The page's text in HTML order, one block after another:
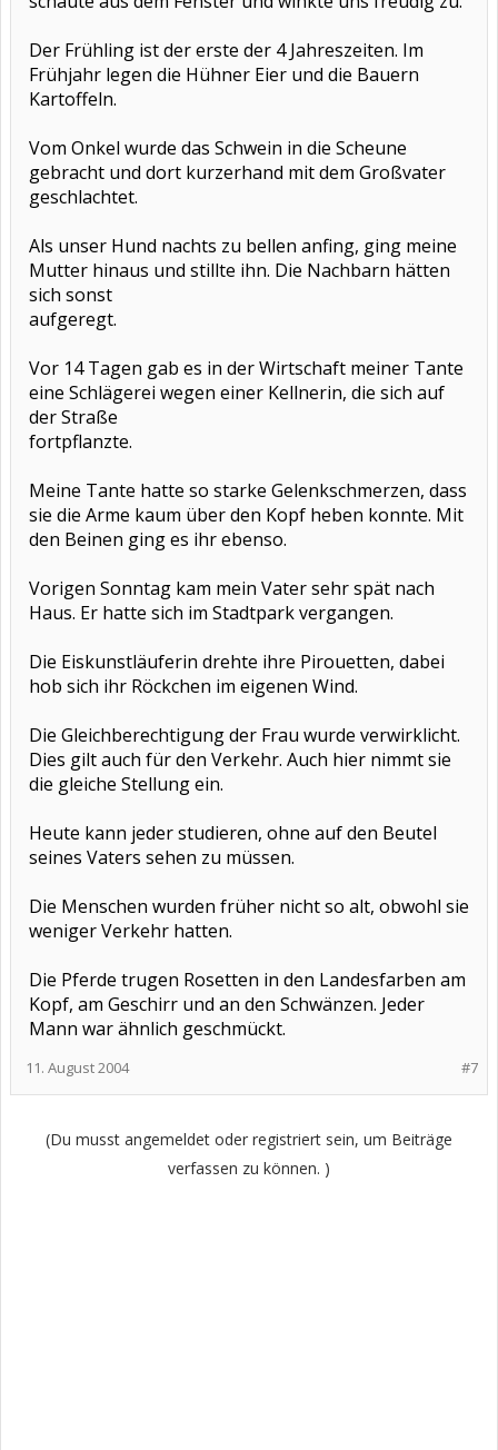
Der Frühling ist der erste der 4 Jahreszeiten. Im
Frühjahr legen die Hühner Eier und die Bauern
Kartoffeln.
Vom Onkel wurde das Schwein in die Scheune
gebracht und dort kurzerhand mit dem Großvater
geschlachtet.
Als unser Hund nachts zu bellen anfing, ging meine
Mutter hinaus und stillte ihn. Die Nachbarn hätten
sich sonst
aufgeregt.
Vor 14 Tagen gab es in der Wirtschaft meiner Tante
eine Schlägerei wegen einer Kellnerin, die sich auf
der Straße
fortpflanzte.
Meine Tante hatte so starke Gelenkschmerzen, dass
sie die Arme kaum über den Kopf heben konnte. Mit
den Beinen ging es ihr ebenso.
Vorigen Sonntag kam mein Vater sehr spät nach
Haus. Er hatte sich im Stadtpark vergangen.
Die Eiskunstläuferin drehte ihre Pirouetten, dabei
hob sich ihr Röckchen im eigenen Wind.
Die Gleichberechtigung der Frau wurde verwirklicht.
Dies gilt auch für den Verkehr. Auch hier nimmt sie
die gleiche Stellung ein.
Heute kann jeder studieren, ohne auf den Beutel
seines Vaters sehen zu müssen.
Die Menschen wurden früher nicht so alt, obwohl sie
weniger Verkehr hatten.
Die Pferde trugen Rosetten in den Landesfarben am
Kopf, am Geschirr und an den Schwänzen. Jeder
Mann war ähnlich geschmückt.
#7
11. August 2004
(Du musst angemeldet oder registriert sein, um Beiträge
verfassen zu können. )